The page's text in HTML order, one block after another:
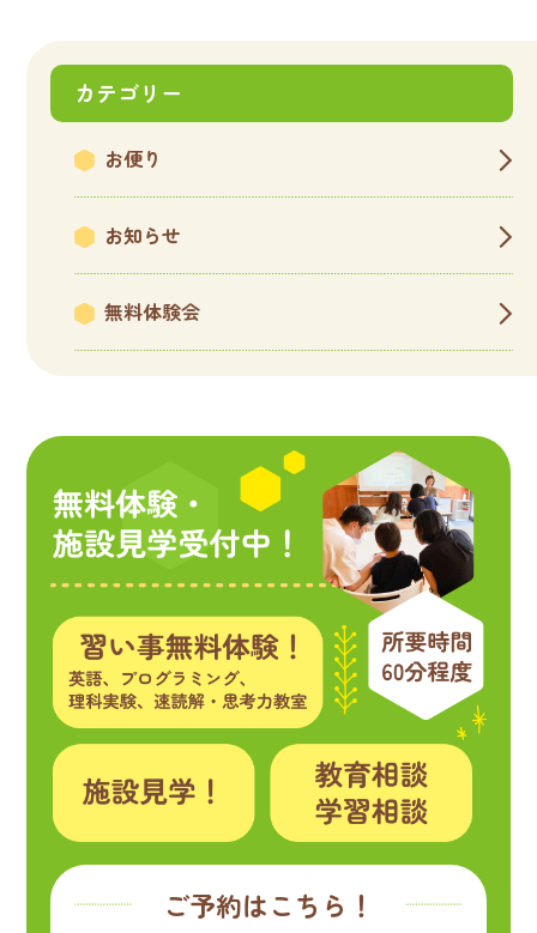
カテゴリー
お便り
お知らせ
無料体験会
ご予約はこちら！